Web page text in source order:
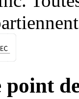
point